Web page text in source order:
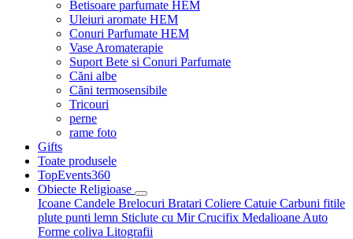
Betisoare parfumate HEM
Uleiuri aromate HEM
Conuri Parfumate HEM
Vase Aromaterapie
Suport Bete si Conuri Parfumate
Căni albe
Căni termosensibile
Tricouri
perne
rame foto
Gifts
Toate produsele
TopEvents360
Obiecte Religioase
Icoane Candele Brelocuri Bratari Coliere Catuie Carbuni fitile
plute punti lemn Sticlute cu MirCrucifix Medalioane Auto
Forme coliva Litografii